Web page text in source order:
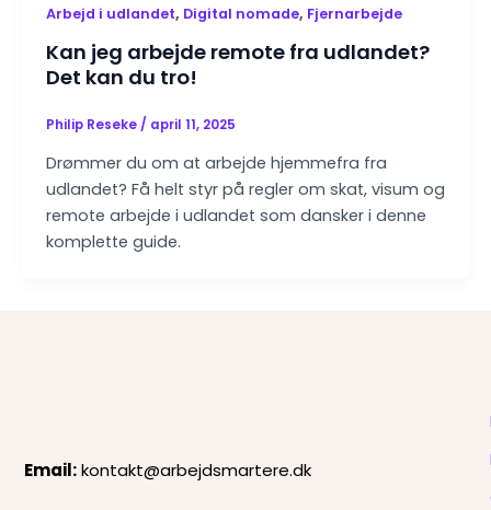
Arbejd i udlandet, Digital nomade, Fjernarbejde
Kan jeg arbejde remote fra udlandet?
Det kan du tro!
Philip Reseke / april 11, 2025
Drømmer du om at arbejde hjemmefra fra
udlandet? Få helt styr på regler om skat, visum og
remote arbejde i udlandet som dansker i denne
komplette guide.
Email:kontakt@arbejdsmartere.dk